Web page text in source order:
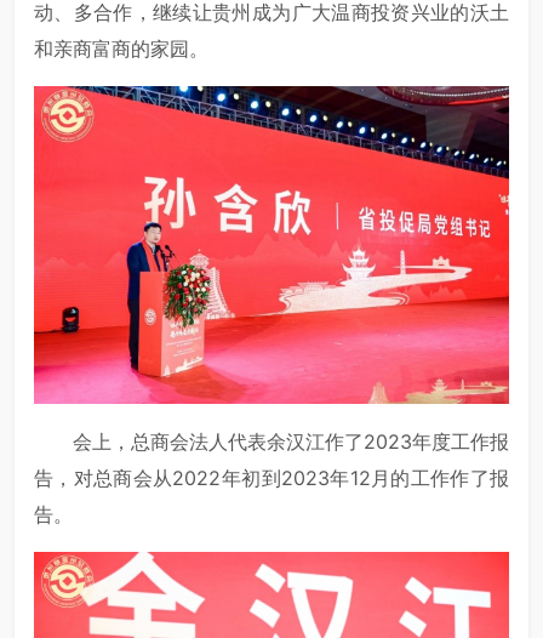
动、多合作，继续让贵州成为广大温商投资兴业的沃土
和亲商富商的家园。
会上，总商会法人代表余汉江作了2023年度工作报
告，对总商会从2022年初到2023年12月的工作作了报
告。